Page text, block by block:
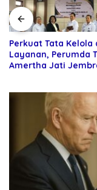
Perkuat Tata Kelola
Layanan, Perumda
Amertha Jati